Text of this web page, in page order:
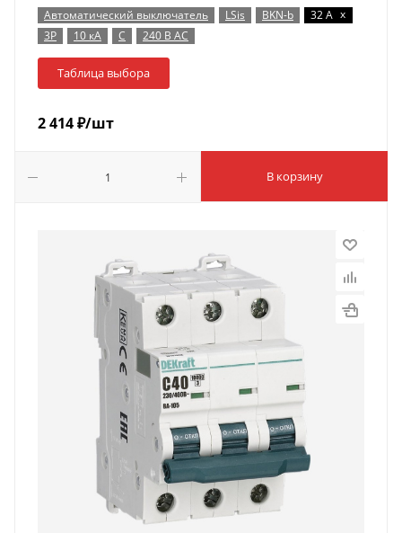
Автоматический выключатель LSis BKN-b 32 А x
3P
10 кА C 240 В AC
Таблица выбора
2 414₽/шт
В корзину